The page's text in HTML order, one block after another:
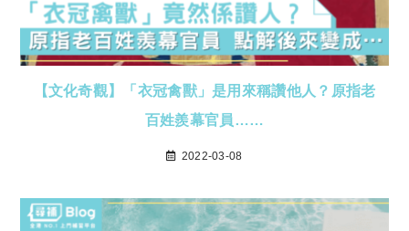
【文化奇觀】「衣冠禽獸」是用來稱讚他人？原指老
百姓羨幕官員……
2022-03-08